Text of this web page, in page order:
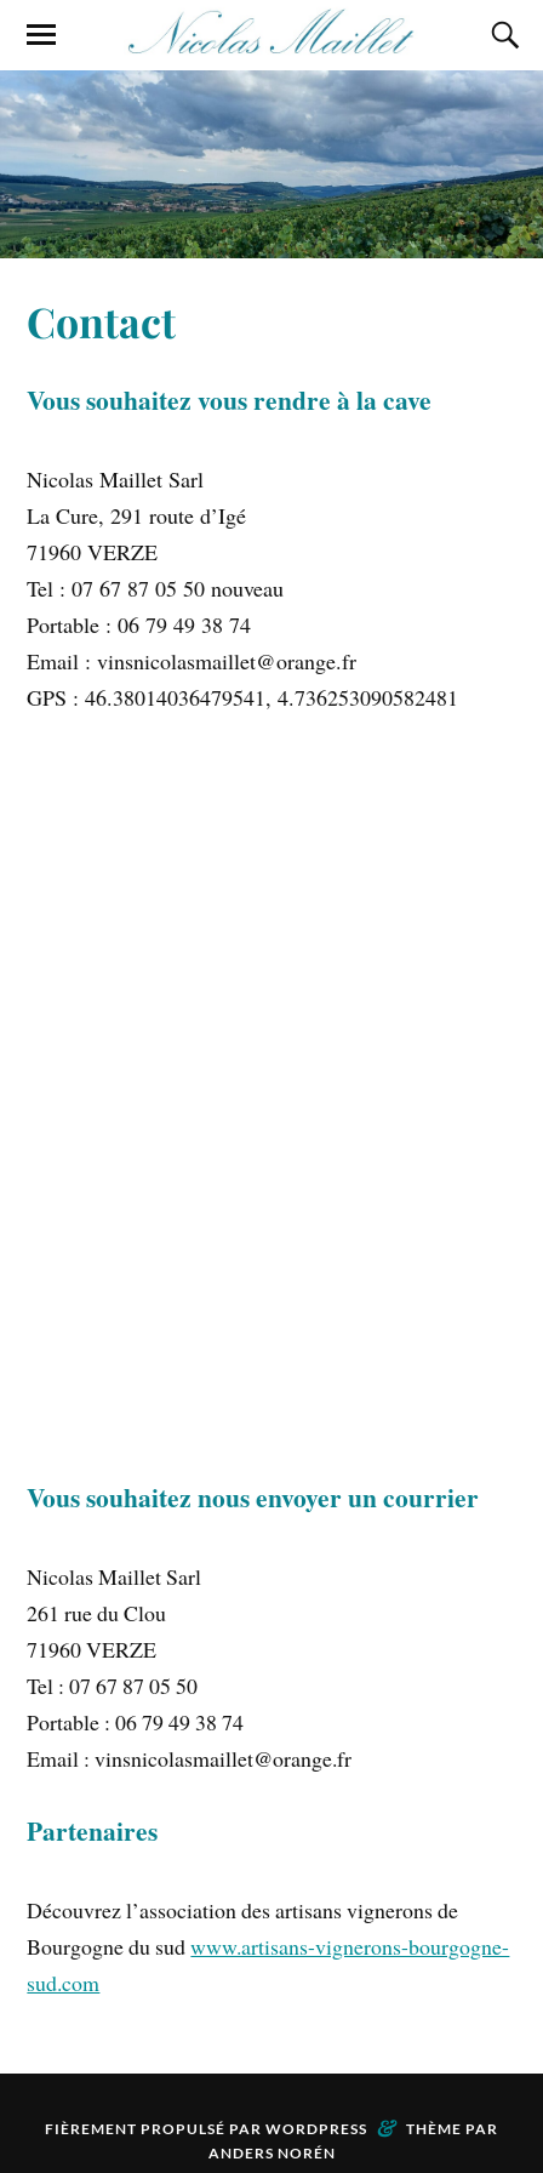
Contact
Vous souhaitez vous rendre à la cave
Nicolas Maillet Sarl
La Cure, 291 route d’Igé
71960 VERZE
Tel : 07 67 87 05 50 nouveau
Portable : 06 79 49 38 74
Email : vinsnicolasmaillet@orange.fr
GPS : 46.38014036479541, 4.736253090582481
Vous souhaitez nous envoyer un courrier
Nicolas Maillet Sarl
261 rue du Clou
71960 VERZE
Tel : 07 67 87 05 50
Portable : 06 79 49 38 74
Email : vinsnicolasmaillet@orange.fr
Partenaires
Découvrez l’association des artisans vignerons de
Bourgogne du sudwww.artisans-vignerons-bourgogne-
sud.com
FIÈREMENT PROPULSÉ PAR WORDPRESS & THÈME PAR
ANDERS NORÉN